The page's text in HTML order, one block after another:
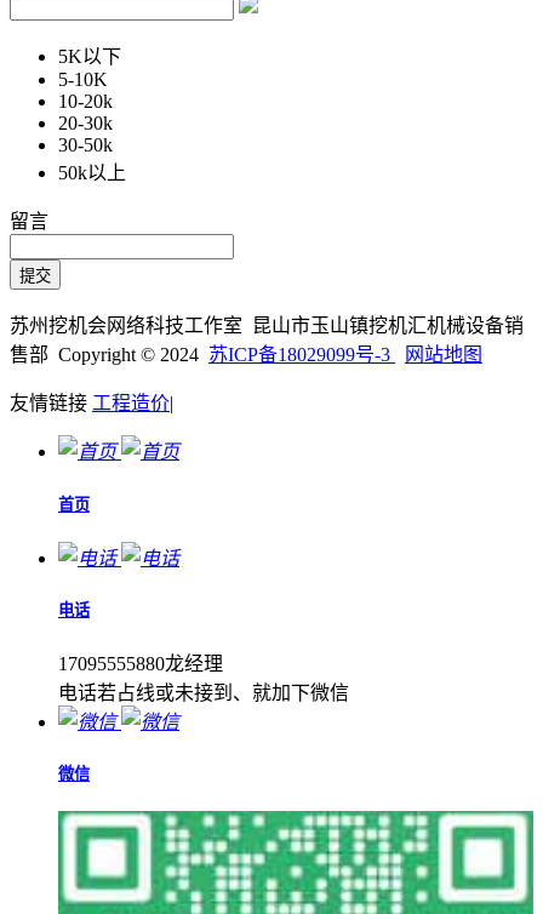
5K以下
5-10K
10-20k
20-30k
30-50k
50k以上
留言
苏州挖机会网络科技工作室 昆山市玉山镇挖机汇机械设备销
售部 Copyright © 2024 苏ICP备18029099号-3 网站地图
友情链接 工程造价|
首页
电话
17095555880龙经理
电话若占线或未接到、就加下微信
微信